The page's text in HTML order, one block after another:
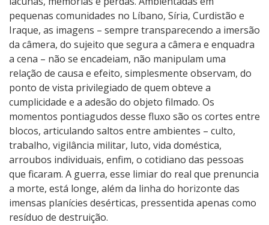
pequenas comunidades no Líbano, Síria, Curdistão e
Iraque, as imagens – sempre transparecendo a imersão
da câmera, do sujeito que segura a câmera e enquadra
a cena – não se encadeiam, não manipulam uma
relação de causa e efeito, simplesmente observam, do
ponto de vista privilegiado de quem obteve a
cumplicidade e a adesão do objeto filmado. Os
momentos pontiagudos desse fluxo são os cortes entre
blocos, articulando saltos entre ambientes – culto,
trabalho, vigilância militar, luto, vida doméstica,
arroubos individuais, enfim, o cotidiano das pessoas
que ficaram. A guerra, esse limiar do real que prenuncia
a morte, está longe, além da linha do horizonte das
imensas planícies desérticas, pressentida apenas como
resíduo de destruição.